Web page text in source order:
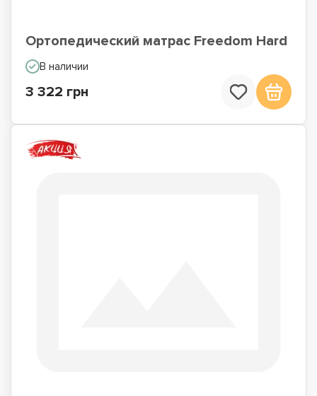
Ортопедический матрас Freedom Hard
В наличии
3 322 грн